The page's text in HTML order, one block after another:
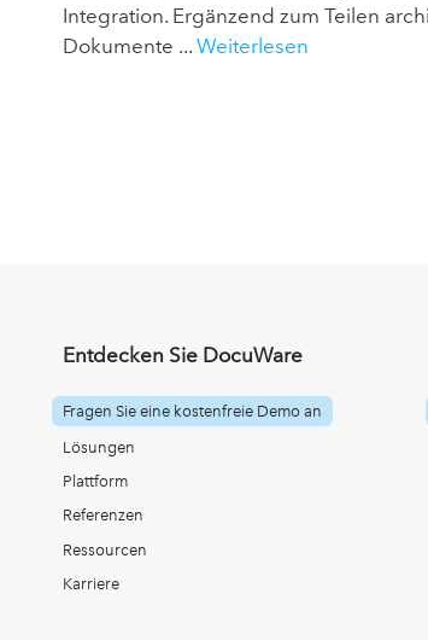
Integration. Ergänzend zum Teilen
Dokumente ... Weiterlesen
Entdecken Sie DocuWare
Fragen Sie eine kostenfreie Demo an
Lösungen
Plattform
Referenzen
Ressourcen
Karriere